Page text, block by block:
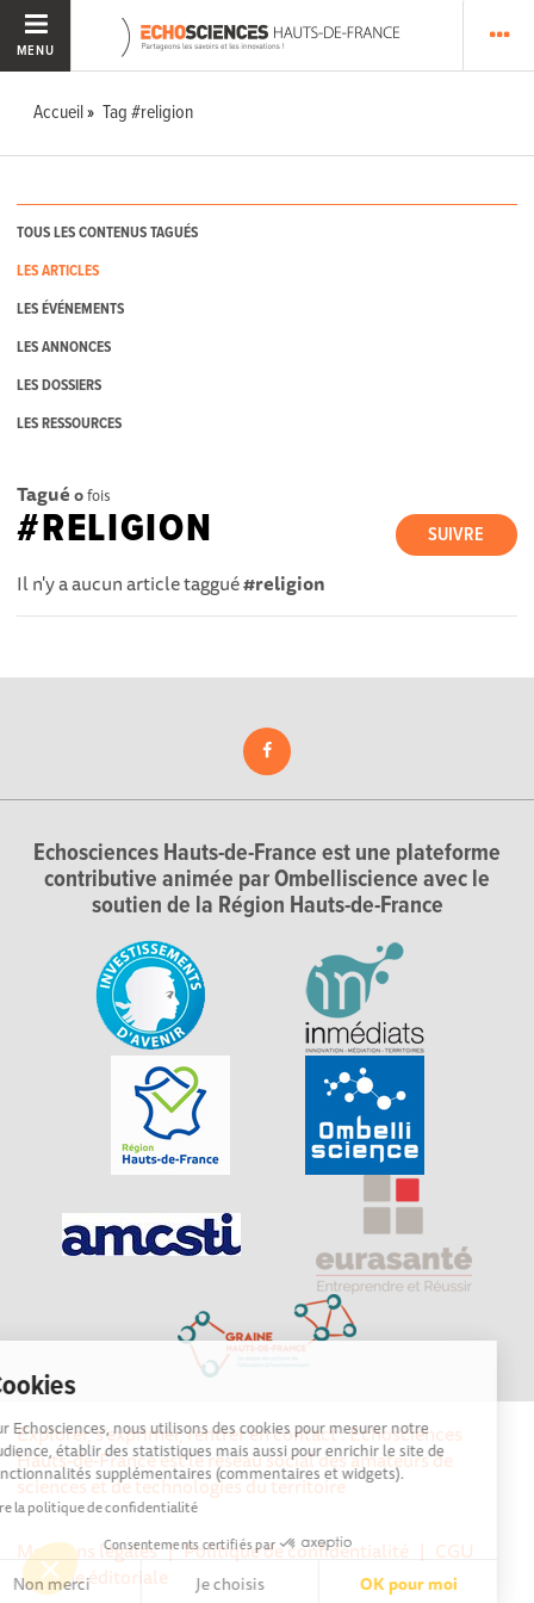
Cookies
Sur Echosciences, nous utilisons des cookies pour mesurer notre
audience, établir des statistiques mais aussi pour enrichir le site de
fonctionnalités supplémentaires (commentaires et widgets).
Lire la politique de confidentialité
Consentements certifiés par
Non merci Je choisis OK pour moi
MENU
Accueil Tag #religion
TOUS LES CONTENUS TAGUÉS
LES ARTICLES
LES ÉVÉNEMENTS
LES ANNONCES
LES DOSSIERS
LES RESSOURCES
Tagué 0fois
SUIVRE
#RELIGION
Il n'y a aucun article taggué#religion
Echosciences Hauts-de-France est une plateforme
contributive animée par Ombelliscience avec le
soutien de la Région Hauts-de-France
Explorer, s’exprimer, rentrer en contact : Echosciences
Hauts-de-France est le réseau social des amateurs de
sciences et de technologies du territoire
Mentions légales|Politique de confidentialité | CGU
|Ligne éditoriale